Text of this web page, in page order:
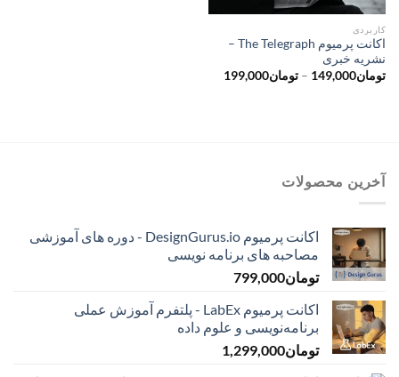
کاربردی
اکانت پرمیوم The Telegraph –
نشریه خبری
تومان149,000
– تومان199,000محدوده
آخرین محصولات
اکانت پرمیوم DesignGurus.io - دوره ‌های آموزشی
مصاحبه ‌های برنامه نویسی
تومان799,000
اکانت پرمیوم LabEx - پلتفرم آموزش عملی
برنامه‌نویسی و علوم داده
تومان1,299,000